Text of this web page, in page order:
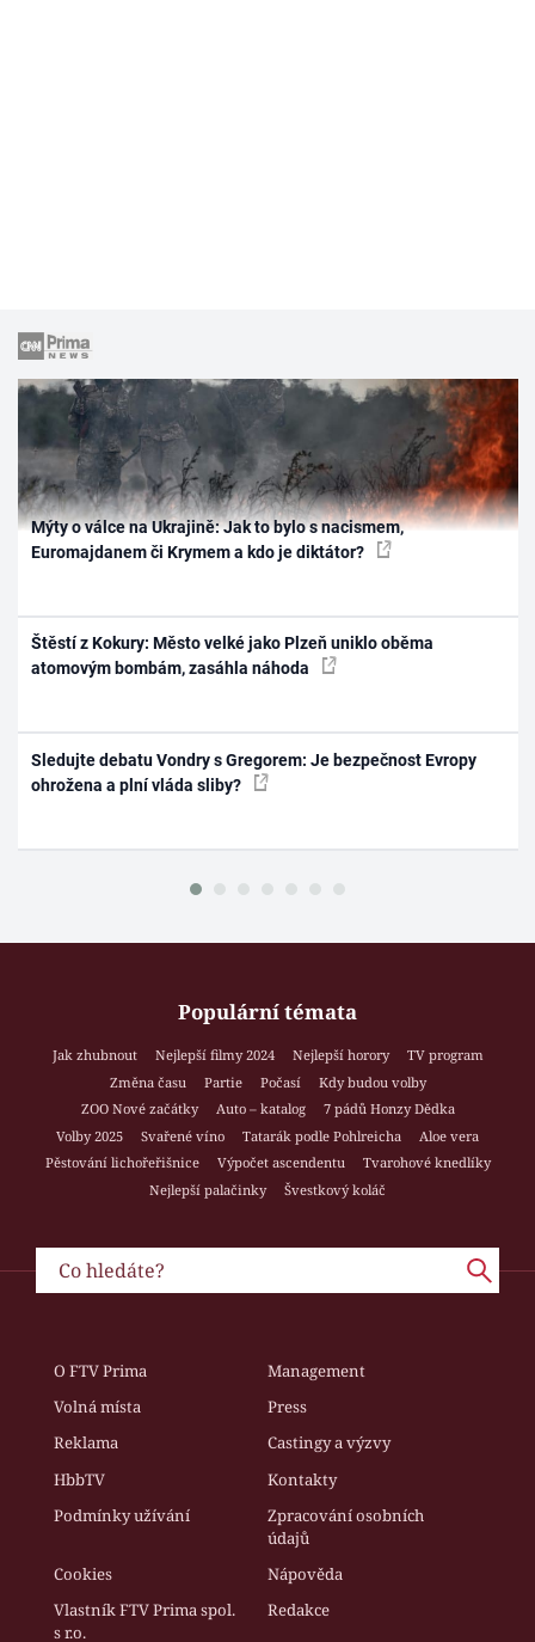
Mýty o válce na Ukrajině: Jak to bylo s nacismem,
Euromajdanem či Krymem a kdo je diktátor?
Štěstí z Kokury: Město velké jako Plzeň uniklo oběma
atomovým bombám, zasáhla náhoda
Sledujte debatu Vondry s Gregorem: Je bezpečnost Evropy
ohrožena a plní vláda sliby?
Populární témata
Jak zhubnout Nejlepší filmy 2024 Nejlepší horory
TV program
Změna času
Partie Počasí
Kdy budou volby
ZOO Nové začátky
Auto – katalog
7 pádů Honzy Dědka
Volby 2025
Svařené víno Tatarák podle Pohlreicha
Aloe vera
Pěstování lichořeřišnice
Výpočet ascendentu
Tvarohové knedlíky
Nejlepší palačinky
Švestkový koláč
O FTV Prima
Management
Volná místa
Press
Reklama
Castingy a výzvy
HbbTV
Kontakty
Podmínky užívání
Zpracování osobních
údajů
Cookies
Nápověda
Vlastník FTV Prima spol.
s r.o.
Redakce